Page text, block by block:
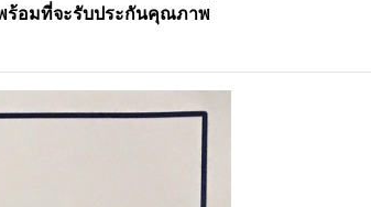
พร้อมที่จะรับประกันคุณภาพ